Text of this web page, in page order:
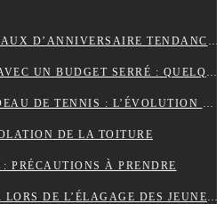
APERÇU SUR LES CADEAUX D’ANNIVERSAIRE TENDANCES
VOYAGE EN NORVÈGE AVEC UN BUDGET SERRÉ : QUELQUES PETITS CONSEILS
IMPRESSION SUR BANDEAU DE TENNIS : L’ÉVOLUTION MODERNE
DE LA TOITURE
PRÉCAUTIONS À PRENDRE
LES ERREURS À ÉVITER LORS DE L’ÉLAGAGE DES JEUNES ARBRES